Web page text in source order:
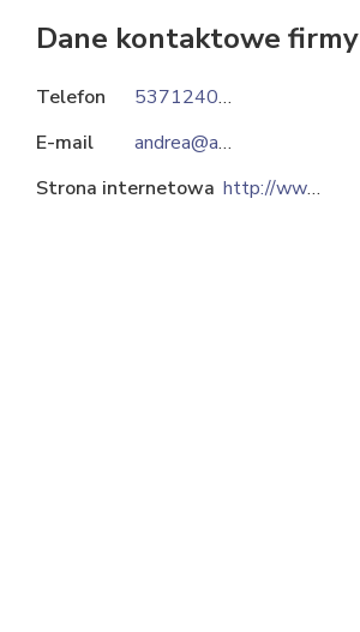
Dane kontaktowe firmy
Telefon
537124069
E-mail
andrea@andrea.com.pl
Strona internetowa
http://www.andrea.com.pl